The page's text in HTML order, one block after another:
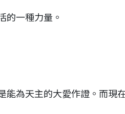
的一種力量。
能為天主的大愛作證。而現